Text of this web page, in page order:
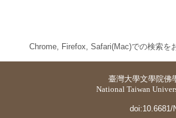
Chrome, Firefox, Safari(Mac)での検索を
臺灣大學文學院佛
National Taiwan
doi:10.6681/